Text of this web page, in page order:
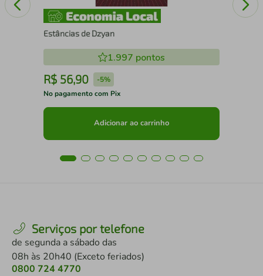
Estâncias de Dzyan
1.997 pontos
R$ 56,90 -5%
No pagamento com Pix
Adicionar ao carrinho
Serviços por telefone
de segunda a sábado das
08h às 20h40 (Exceto feriados)
0800 724 4770